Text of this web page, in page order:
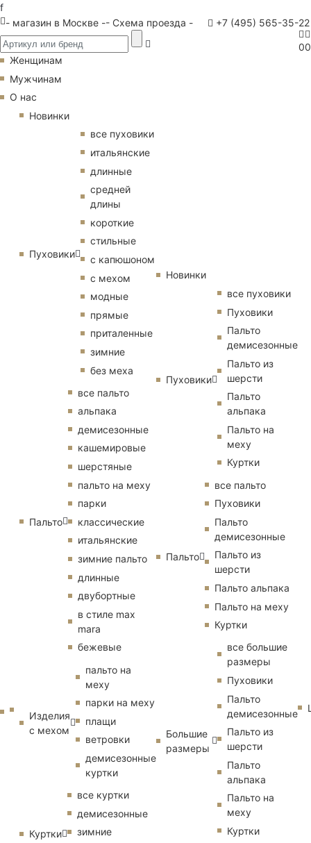
f
- магазин в Москве -- Схема проезда - +7 (495) 565-35-22
00
Женщинам
Мужчинам
О нас
Новинки
Пуховики
все пуховики
итальянские
длинные
средней
длины
короткие
стильные
с капюшоном
с мехом
модные
прямые
приталенные
зимние
без меха
Пальто
все пальто
альпака
демисезонные
кашемировые
шерстяные
пальто на меху
парки
классические
итальянские
зимние пальто
длинные
двубортные
в стиле max
mara
бежевые
Изделия
с мехом
пальто на
меху
парки на меху
плащи
ветровки
демисезонные
куртки
Куртки
все куртки
демисезонные
зимние
Новинки
Пуховики
все пуховики
Пуховики
Пальто
демисезонные
Пальто из
шерсти
Пальто
альпака
Пальто на
меху
Куртки
Пальто
все пальто
Пуховики
Пальто
демисезонные
Пальто из
шерсти
Пальто альпака
Пальто на меху
Куртки
Большие
размеры
все большие
размеры
Пуховики
Пальто
демисезонные
Пальто из
шерсти
Пальто
альпака
Пальто на
меху
Куртки